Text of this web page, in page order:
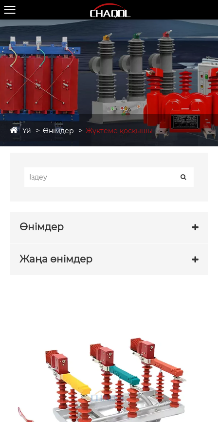
Үй Өнімдер Жүктеме қосқышы
Өнімдер
Жаңа өнімдер